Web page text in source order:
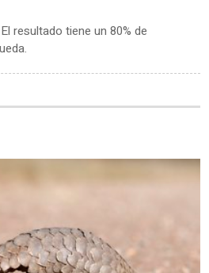
El resultado tiene un 80% de